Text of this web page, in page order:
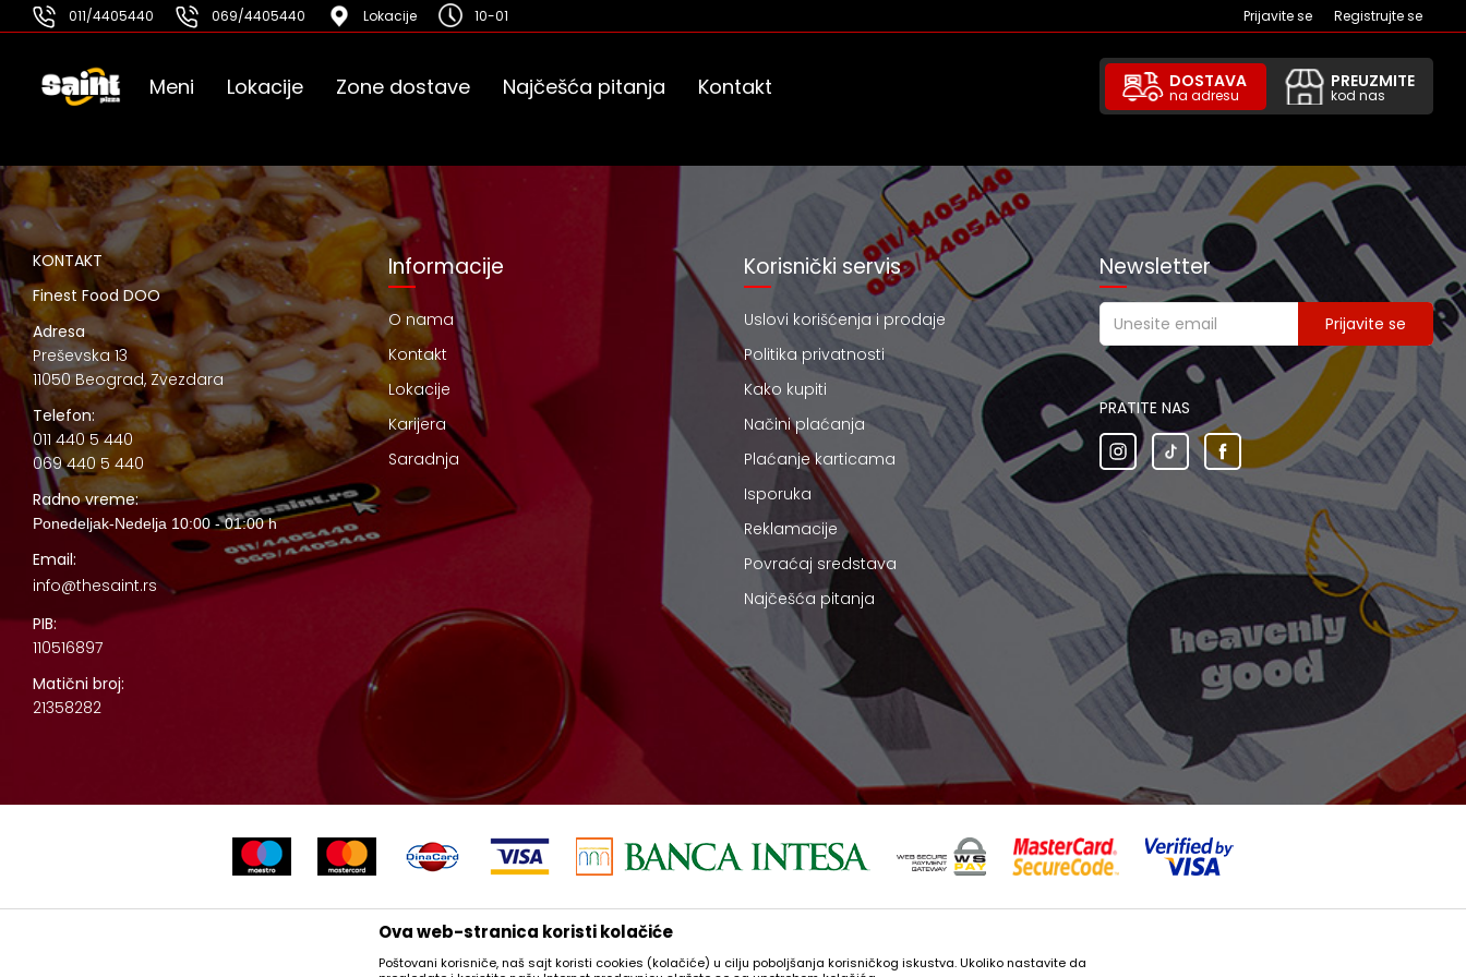
011/4405440 069/4405440 Lokacije 10-01 Prijavite se Registrujte se
Meni Lokacije Zone dostave Najčešća pitanja Kontakt DOSTAVA
na adresu
PREUZMITE
kod nas
KONTAKT
Finest Food DOO
Adresa
Preševska 13
11050 Beograd, Zvezdara
Telefon:
011 440 5 440
069 440 5 440
Radno vreme:
Ponedeljak-Nedelja 10:00 - 01:00 h
Email:
info@thesaint.rs
PIB:
110516897
Matični broj:
21358282
Informacije
O nama
Kontakt
Lokacije
Karijera
Saradnja
Korisnički servis
Uslovi korišćenja i prodaje
Politika privatnosti
Kako kupiti
Načini plaćanja
Plaćanje karticama
Isporuka
Reklamacije
Povraćaj sredstava
Najčešća pitanja
Newsletter
Prijavite se
PRATITE NAS
Nastojimo da budemo što precizniji u opisu proizvoda, prikazu slika i samih cena, ali ne možemo garantovati da su sve informacije kompletne i bez grešaka. Svi artikli prikazani na sajtu su deo naše ponude i ne
podrazumeva da su dostupni u svakom trenutku.
©2026thesaint.rs, Izrada NB SOFT. Sva prava zadržana.
Ova web-stranica koristi kolačiće
Poštovani korisniče, naš sajt koristi cookies (kolačiće) u cilju poboljšanja korisničkog iskustva. Ukoliko nastavite da